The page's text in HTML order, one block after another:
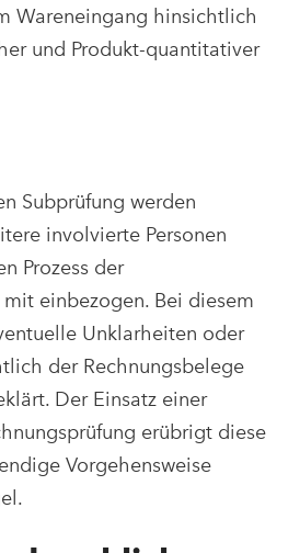
Wareneingang hinsichtlich
und Produkt-quantitativer
Subprüfung werden
involvierte Personen
Prozess der
einbezogen. Bei diesem
Unklarheiten oder
der Rechnungsbelege
Der Einsatz einer
erübrigt diese
Vorgehensweise